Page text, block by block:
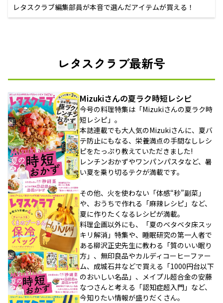
レタスクラブ編集部員が本音で選んだアイテムが買える！
レタスクラブ最新号
Mizukiさんの夏ラク時短レシピ
今号の料理特集は「Mizukiさんの夏ラク時
短レシピ」。
本誌連載でも大人気のMizukiさんに、夏バ
テ防止にもなる、栄養満点の手間なしレシ
ピをたっぷり教えていただきました!
レンチンおかずやワンパンパスタなど、暑
い夏を乗り切るテクが満載です。
その他、火を使わない「体感“秒”副菜」
や、おうちで作れる「麻辣レシピ」など、
夏に作りたくなるレシピが満載。
料理企画以外にも、「夏のベタベタ床スッ
キリ解消」特集や、睡眠研究の第一人者で
ある柳沢正史先生に教わる「質のいい眠り
方」、無印良品やカルディコーヒーファー
ム、成城石井などで買える「1000円台以下
のおいしい名品」、メイプル超合金の安藤
なつさんと考える「認知症超入門」など、
今知りたい情報が盛りだくさん。